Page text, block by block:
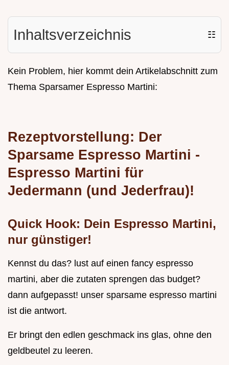
Inhaltsverzeichnis ☷
Kein Problem, hier kommt dein Artikelabschnitt zum
Thema Sparsamer Espresso Martini:
Rezeptvorstellung: Der
Sparsame Espresso Martini -
Espresso Martini für
Jedermann (und Jederfrau)!
Quick Hook: Dein Espresso Martini,
nur günstiger!
Kennst du das? lust auf einen fancy espresso
martini, aber die zutaten sprengen das budget?
dann aufgepasst! unser sparsame espresso martini
ist die antwort.
Er bringt den edlen geschmack ins glas, ohne den
geldbeutel zu leeren.